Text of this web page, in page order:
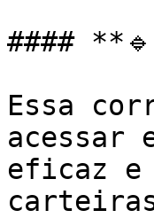
####
Essa
acessar
eficaz e